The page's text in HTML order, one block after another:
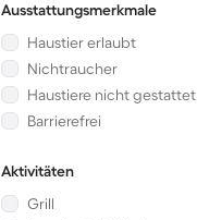
Ausstattungsmerkmale
Haustier erlaubt
Nichtraucher
Haustiere nicht gestattet
Barrierefrei
Aktivitäten
Grill